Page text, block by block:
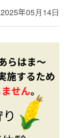
2025年05月14日